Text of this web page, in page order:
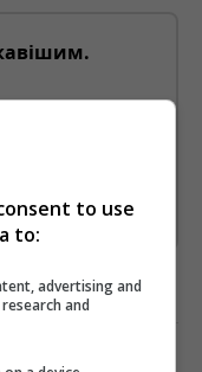
to use
to:
advertising and
and